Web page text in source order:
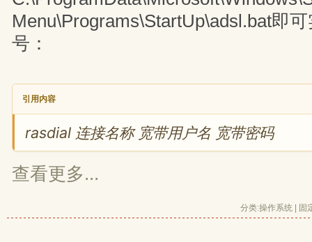
Menu\Programs\StartUp\adsl.bat即
号：
引用内容
rasdial 连接名称 宽带用户名 宽带密码
查看更多...
分类:操作系统 固